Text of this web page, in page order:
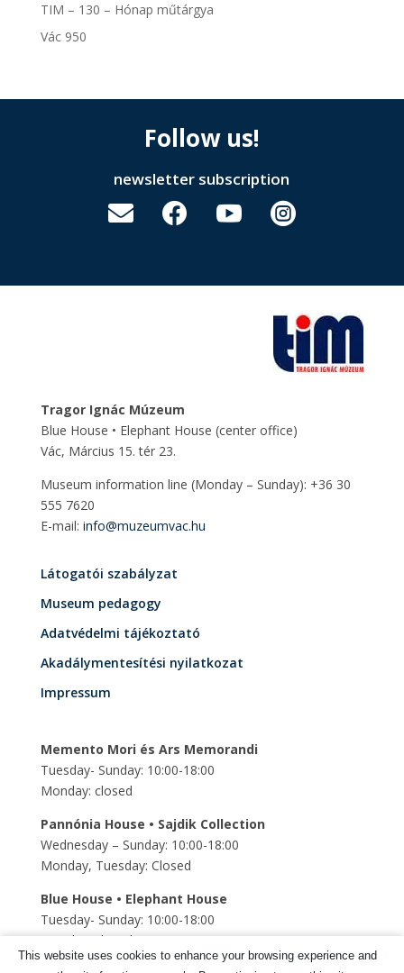
TIM – 130 – Hónap műtárgya
Vác 950
Follow us!
newsletter subscription
   
Tragor Ignác Múzeum
Blue House • Elephant House (center office)
Vác, Március 15. tér 23.
Museum information line (Monday – Sunday): +36 30
555 7620
E-mail: info@muzeumvac.hu
Látogatói szabályzat
Museum pedagogy
Adatvédelmi tájékoztató
Akadálymentesítési nyilatkozat
Impressum
Memento Mori és Ars Memorandi
Tuesday- Sunday: 10:00-18:00
Monday: closed
Pannónia House • Sajdik Collection
Wednesday – Sunday: 10:00-18:00
Monday, Tuesday: Closed
Blue House • Elephant House
Tuesday- Sunday: 10:00-18:00
Monday: closed
This website uses cookies to enhance your browsing experience and